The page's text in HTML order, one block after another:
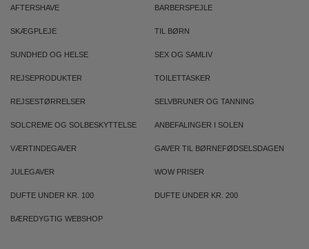
AFTERSHAVE BARBERSPEJLE
SKÆGPLEJE TIL BØRN
SUNDHED OG HELSE SEX OG SAMLIV
REJSEPRODUKTER TOILETTASKER
REJSESTØRRELSER SELVBRUNER OG TANNING
SOLCREME OG SOLBESKYTTELSE ANBEFALINGER I SOLEN
VÆRTINDEGAVER GAVER TIL BØRNEFØDSELSDAGEN
JULEGAVER WOW PRISER
DUFTE UNDER KR. 100 DUFTE UNDER KR. 200
BÆREDYGTIG WEBSHOP